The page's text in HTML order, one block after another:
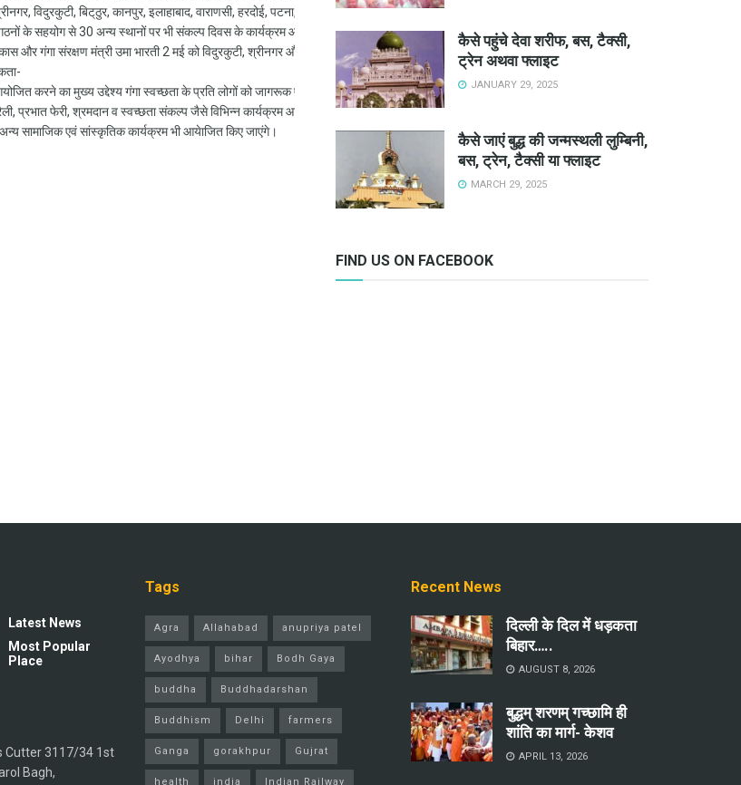
विदुरकुटी, बिट्‌ठुर, कानपुर, इलाहाबाद, वाराणसी, हरदोई, पटना, भागलपुर, साहेबंगज, कोलकाता में एक ही दिन संकल्प दिवस के कार्यक्रम आयोजित किए जाएंगे।
के सहयोग से 30 अन्य स्थानों पर भी संकल्प दिवस के कार्यक्रम आयोजित होंगे।
और गंगा संरक्षण मंत्री उमा भारती 2 मई को विदुरकुटी, श्रीनगर और देवप्रयाग में आयोजित होने वाले संकल्प दिवस कार्यक्रमों में शामिल होंगी।
करने का मुख्‍य उद्देश्‍य गंगा स्‍वच्‍छता के प्रति लोगों को जागरू‍क एवं उनका सक्रिय सहयोग लेना है।
प्रभात फेरी, श्रमदान व स्‍वच्‍छता संकल्‍प जैसे विभिन्‍न कार्यक्रम आयोजित कर अधिकाधिक लोगों को कार्यक्रमों में सहयोजित किया जाएगा।
सामाजिक एवं सांस्‍कृतिक कार्यक्रम भी आयेाजित किए जाएंगे।
कैसे पहुंचे देवा शरीफ, बस, टैक्सी,
ट्रेन अथवा फ्लाइट
JANUARY 29, 2025
कैसे जाएं बुद्ध की जन्मस्थली लुम्बिनी,
बस, ट्रेन, टैक्सी या फ्लाइट
MARCH 29, 2025
FIND US ON FACEBOOK
Latest News
Most Popular
Place
Cutter 3117/34 1st
Bagh,
Tags
Agra Allahabad anupriya patel
Ayodhya bihar Bodh Gaya
buddha Buddhadarshan
Buddhism Delhi farmers
Ganga gorakhpur Gujrat
health india Indian Railway
Recent News
दिल्ली के दिल में धड़कता
बिहार…..
AUGUST 8, 2026
बुद्धम् शरणम् गच्छामि ही
शांति का मार्ग- केशव
APRIL 13, 2026